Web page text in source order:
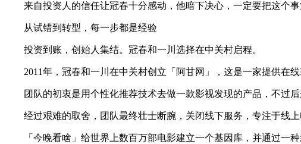
来自投资人的信任让冠春十分感动，他暗下决心，一定要把这个事
从试错到转型，每一步都是经验
投资到账，创始人集结。冠春和一川选择在中关村启程。
2011年，冠春和一川在中关村创立「阿甘网」，这是一家提供在线
团队的初衷是用个性化推荐技术去做一款影视发现的产品，不过后
经过艰难的取舍，团队最终壮士断腕，关闭线下服务，专注于线上
「今晚看啥」给世界上数百万部电影建立一个基因库，并通过一种